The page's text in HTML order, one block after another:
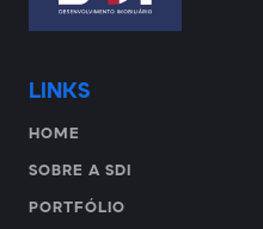
LINKS
HOME
SOBRE A SDI
PORTFÓLIO